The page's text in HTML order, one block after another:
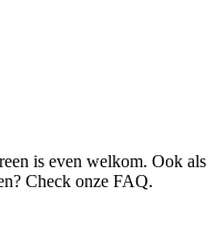
is even welkom. Ook als
Check onze FAQ.